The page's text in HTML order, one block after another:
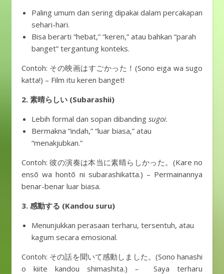
Paling umum dan sering dipakai dalam percakapan
sehari-hari.
Bisa berarti “hebat,” “keren,” atau bahkan “parah
banget” tergantung konteks.
Contoh: その映画はすごかった！(Sono eiga wa sugo
katta!) – Film itu keren banget!
2. 素晴らしい (Subarashii)
Lebih formal dan sopan dibanding sugoi.
Bermakna “indah,” “luar biasa,” atau
“menakjubkan.”
Contoh: 彼の演奏は本当に素晴らしかった。(Kare no
ensō wa hontō ni subarashikatta.) – Permainannya
benar-benar luar biasa.
3. 感動する (Kandou suru)
Menunjukkan perasaan terharu, tersentuh, atau
kagum secara emosional.
Contoh: その話を聞いて感動しました。(Sono hanashi
o kiite kandou shimashita.) – Saya terharu